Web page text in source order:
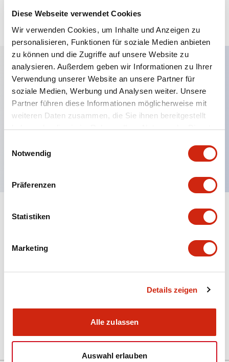
Diese Webseite verwendet Cookies
Wir verwenden Cookies, um Inhalte und Anzeigen zu
personalisieren, Funktionen für soziale Medien anbieten
zu können und die Zugriffe auf unsere Website zu
analysieren. Außerdem geben wir Informationen zu Ihrer
Verwendung unserer Website an unsere Partner für
soziale Medien, Werbung und Analysen weiter. Unsere
Partner führen diese Informationen möglicherweise mit
weiteren Daten zusammen, die Sie ihnen bereitgestellt
haben oder die sie im Rahmen Ihrer Nutzung der Dienste
Notwendig
Präferenzen
Statistiken
Marketing
Details zeigen
Alle zulassen
Auswahl erlauben
Hauptmerkmale
Mehrfachbefestigung möglich
Schutzart IP65 (IEC60529)
Dokumente und Dateien
Genehmigungen & Standards
04/09/2025.PDF1.23MB